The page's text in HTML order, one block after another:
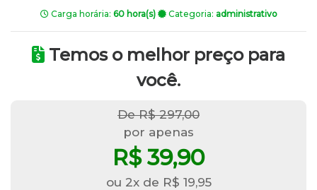
Carga horária: 60 hora(s) Categoria: administrativo
Temos o melhor preço para
você.
De R$ 297,00
por apenas
R$ 39,90
ou 2x de R$ 19,95